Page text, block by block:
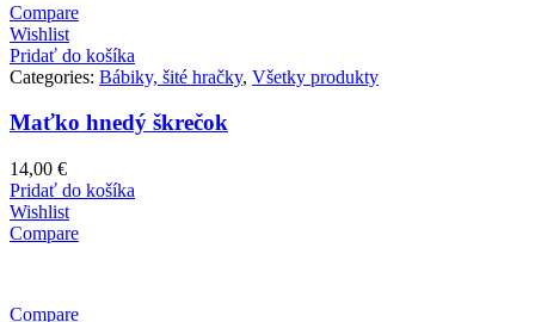
Compare
Wishlist
Pridať do košíka
Categories: Bábiky, šité hračky, Všetky produkty
Maťko hnedý škrečok
14,00 €
Pridať do košíka
Wishlist
Compare
Compare